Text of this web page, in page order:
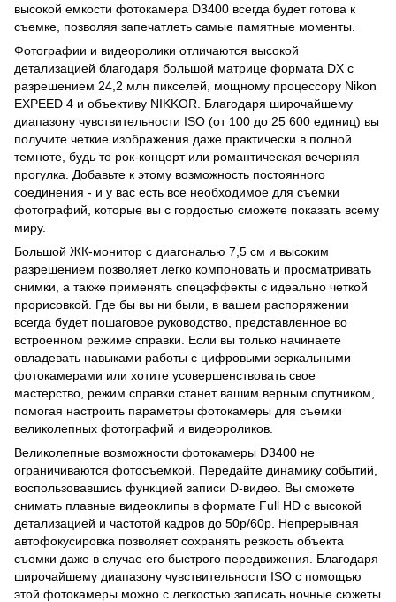
высокой емкости фотокамера D3400 всегда будет готова к
съемке, позволяя запечатлеть самые памятные моменты.
Фотографии и видеоролики отличаются высокой
детализацией благодаря большой матрице формата DX с
разрешением 24,2 млн пикселей, мощному процессору Nikon
EXPEED 4 и объективу NIKKOR. Благодаря широчайшему
диапазону чувствительности ISO (от 100 до 25 600 единиц) вы
получите четкие изображения даже практически в полной
темноте, будь то рок-концерт или романтическая вечерняя
прогулка. Добавьте к этому возможность постоянного
соединения - и у вас есть все необходимое для съемки
фотографий, которые вы с гордостью сможете показать всему
миру.
Большой ЖК-монитор с диагональю 7,5 см и высоким
разрешением позволяет легко компоновать и просматривать
снимки, а также применять спецэффекты с идеально четкой
прорисовкой. Где бы вы ни были, в вашем распоряжении
всегда будет пошаговое руководство, представленное во
встроенном режиме справки. Если вы только начинаете
овладевать навыками работы с цифровыми зеркальными
фотокамерами или хотите усовершенствовать свое
мастерство, режим справки станет вашим верным спутником,
помогая настроить параметры фотокамеры для съемки
великолепных фотографий и видеороликов.
Великолепные возможности фотокамеры D3400 не
ограничиваются фотосъемкой. Передайте динамику событий,
воспользовавшись функцией записи D-видео. Вы сможете
снимать плавные видеоклипы в формате Full HD с высокой
детализацией и частотой кадров до 50p/60p. Непрерывная
автофокусировка позволяет сохранять резкость объекта
съемки даже в случае его быстрого передвижения. Благодаря
широчайшему диапазону чувствительности ISO с помощью
этой фотокамеры можно с легкостью записать ночные сюжеты